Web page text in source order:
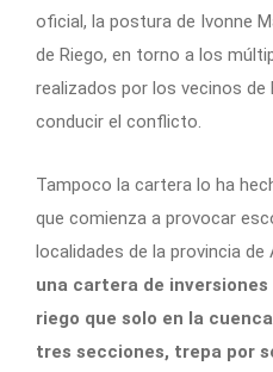
oficial, la postura de Ivonne
de Riego, en torno a los
realizados por los vecinos de
conducir el conflicto.
Tampoco la cartera lo ha
que comienza a provocar
localidades de la provincia de
una cartera de
riego que solo en la
tres secciones, trepa por